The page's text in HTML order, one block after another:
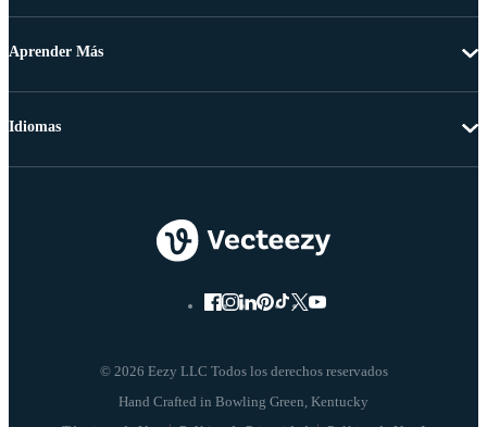
Aprender Más
© 2026 Eezy LLC Todos los derechos reservados
Idiomas